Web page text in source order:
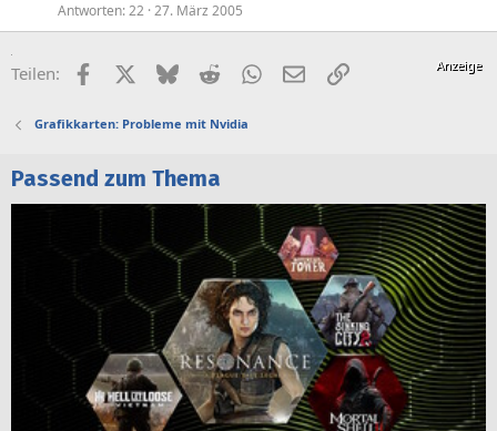
Antworten 22 27. März 2005
Teilen: FacebookX (Twitter)
BlueskyRedditWhatsApp
E-MailLink
Grafikkarten: Probleme mit Nvidia
Passend zum Thema